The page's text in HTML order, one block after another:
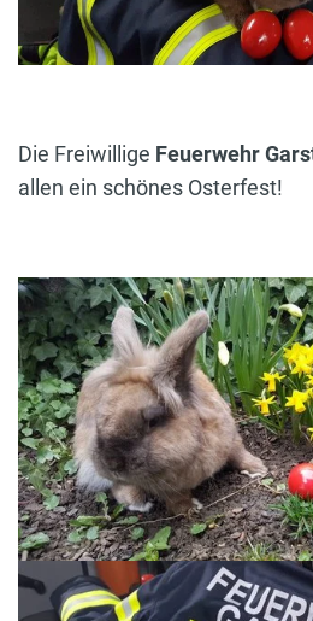
Die Freiwillige Feuerwehr
allen ein schönes Osterfest!